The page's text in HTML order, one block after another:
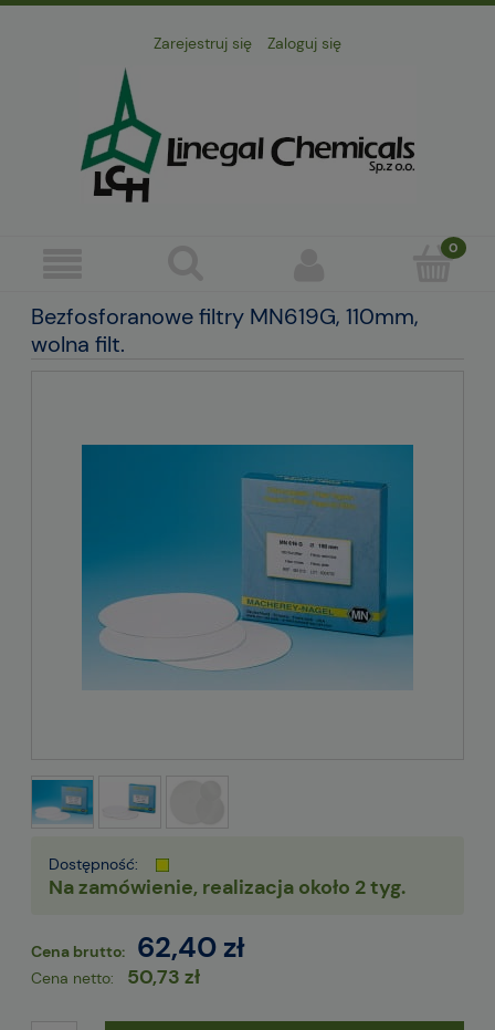
Zarejestruj się Zaloguj się
Bezfosforanowe filtry MN619G, 110mm,
wolna filt.
Dostępność:
Na zamówienie, realizacja około 2 tyg.
Cena brutto: 62,40 zł
Cena netto: 50,73 zł